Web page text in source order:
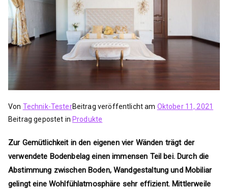
Von Technik-TesterBeitrag veröffentlicht am Oktober 11, 2021
Beitrag gepostet in Produkte
Zur Gemütlichkeit in den eigenen vier Wänden trägt der
verwendete Bodenbelag einen immensen Teil bei. Durch die
Abstimmung zwischen Boden, Wandgestaltung und Mobiliar
gelingt eine Wohlfühlatmosphäre sehr effizient. Mittlerweile